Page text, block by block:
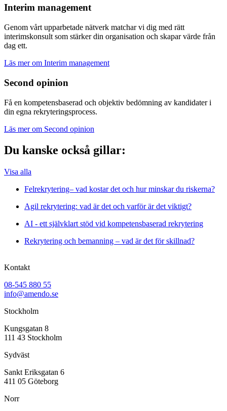
Interim management
Genom vårt upparbetade nätverk matchar vi dig med rätt
interimskonsult som stärker din organisation och skapar värde från
dag ett.
Läs mer om Interim management
Second opinion
Få en kompetensbaserad och objektiv bedömning av kandidater i
din egna rekryteringsprocess.
Läs mer om Second opinion
Du kanske också gillar:
Visa alla
Felrekrytering– vad kostar det och hur minskar du riskerna?
Agil rekrytering: vad är det och varför är det viktigt?
AI - ett självklart stöd vid kompetensbaserad rekrytering
Rekrytering och bemanning – vad är det för skillnad?
Kontakt
08-545 880 55
info@amendo.se
Stockholm
Kungsgatan 8
111 43 Stockholm
Sydväst
Sankt Eriksgatan 6
411 05 Göteborg
Norr